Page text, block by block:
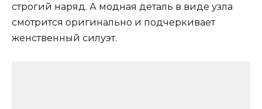
строгий наряд. А модная деталь в виде узла
смотрится оригинально и подчеркивает
женственный силуэт.